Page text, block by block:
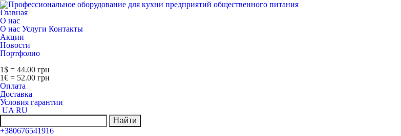
Главная
О нас
О нас Услуги Контакты
Акции
Новости
Портфолио
1$ = 44.00 грн
1€ = 52.00 грн
Оплата
Доставка
Условия гарантии
UA RU
Найти
+380676541916